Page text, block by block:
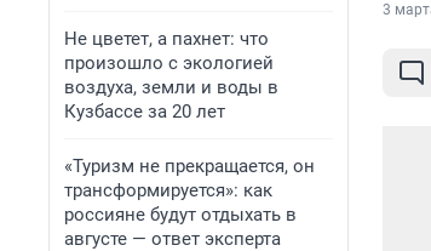
Не цветет, а пахнет: что
произошло с экологией
воздуха, земли и воды в
Кузбассе за 20 лет
«Туризм не прекращается, он
трансформируется»: как
россияне будут отдыхать в
августе — ответ эксперта
3